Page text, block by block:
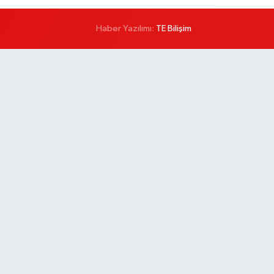
Haber Yazılımı: TE Bilişim